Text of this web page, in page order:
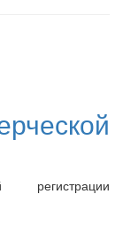
регистрации